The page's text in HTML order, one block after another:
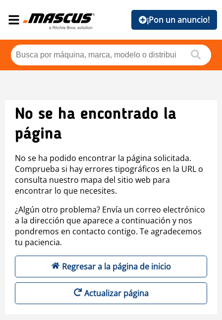
¡Pon un anuncio!
No se ha encontrado la
página
No se ha podido encontrar la página solicitada.
Comprueba si hay errores tipográficos en la URL o
consulta nuestro mapa del sitio web para
encontrar lo que necesites.
¿Algún otro problema? Envía un correo electrónico
a la dirección que aparece a continuación y nos
pondremos en contacto contigo. Te agradecemos
tu paciencia.
Regresar a la página de inicio
Actualizar página